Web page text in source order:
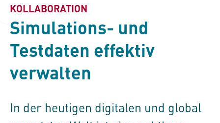
KOLLABORATION
Simulations- und
Testdaten effektiv
verwalten
In der heutigen digitalen und global